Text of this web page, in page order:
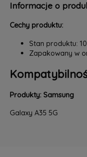
Informacje o
Cechy produktu:
Stan produktu:
Zapakowany w
Produkty: Samsung
Galaxy A35 5G